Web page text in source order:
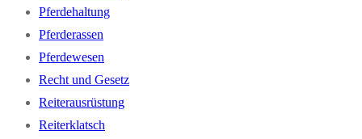
Pferdehaltung
Pferderassen
Pferdewesen
Recht und Gesetz
Reiterausrüstung
Reiterklatsch